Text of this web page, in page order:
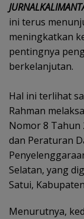
ini terus
meningkatkan
pentingnya
berkelanjutan.
‎Hal ini terlihat
Rahman
Nomor 8 Tahun
dan Peraturan
Selatan, yang
Satui,
‎Menurutnya,